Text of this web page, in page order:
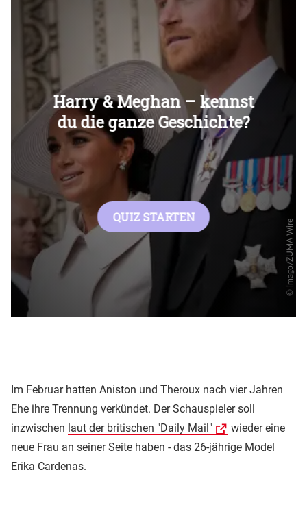
Überspringen
Im Februar hatten Aniston und Theroux nach vier Jahren
Ehe ihre Trennung verkündet. Der Schauspieler soll
inzwischen laut der britischen "Daily Mail"
wieder eine
neue Frau an seiner Seite haben - das 26-jährige Model
Erika Cardenas.